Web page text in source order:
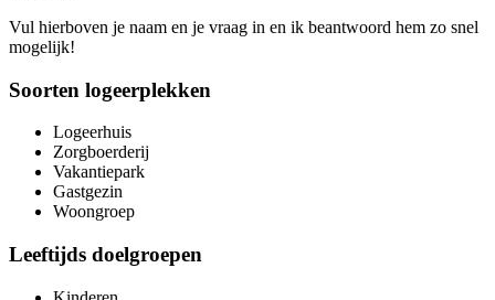
Vul hierboven je naam en je vraag in en ik beantwoord hem zo snel
mogelijk!
Soorten logeerplekken
Logeerhuis
Zorgboerderij
Vakantiepark
Gastgezin
Woongroep
Leeftijds doelgroepen